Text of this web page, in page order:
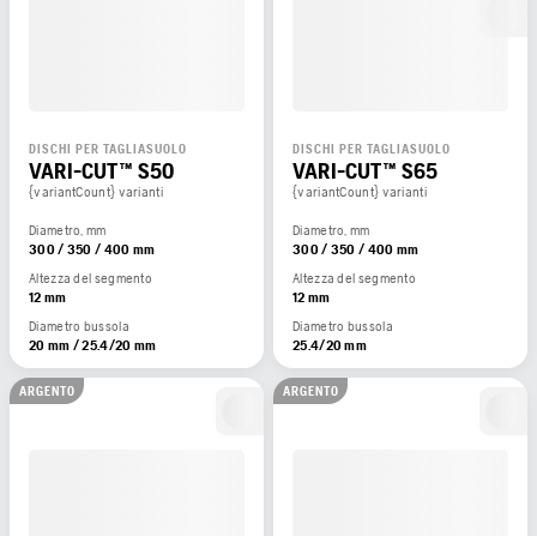
DISCHI PER TAGLIASUOLO
VARI-CUT™ S50
{variantCount} varianti
Diametro, mm
300 / 350 / 400 mm
Altezza del segmento
12 mm
Diametro bussola
20 mm / 25.4/20 mm
DISCHI PER TAGLIASUOLO
VARI-CUT™ S65
{variantCount} varianti
Diametro, mm
300 / 350 / 400 mm
Altezza del segmento
12 mm
Diametro bussola
25.4/20 mm
ARGENTO ARGENTO